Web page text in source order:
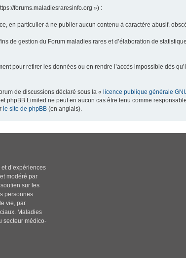
forums.maladiesraresinfo.org ») :
en particulier à ne publier aucun contenu à caractère abusif,
de gestion du Forum maladies rares et d’élaboration de
pour retirer les données ou en rendre l’accès impossible dès
de discussions déclaré sous la « licence publique générale
phpBB Limited ne peut en aucun cas être tenu comme
le site de phpBB (en anglais).
d’expériences
modéré par
sur les
personnes
vie, par
Maladies
secteur médico-